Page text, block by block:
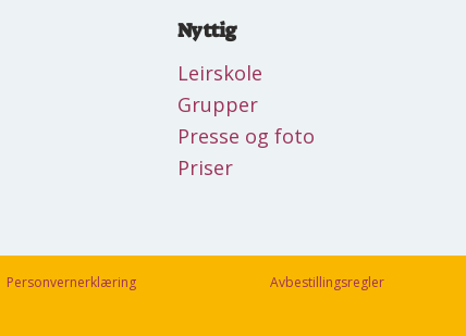
Nyttig
Leirskole
Grupper
Presse og foto
Priser
Personvernerklæring Avbestillingsregler